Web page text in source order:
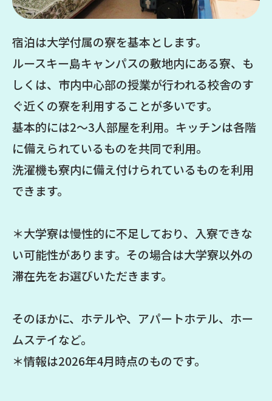
宿泊は大学付属の寮を基本とします。
ルースキー島キャンパスの敷地内にある寮、も
しくは、市内中心部の授業が行われる校舎のす
ぐ近くの寮を利用することが多いです。
基本的には2～3人部屋を利用。キッチンは各階
に備えられているものを共同で利用。
洗濯機も寮内に備え付けられているものを利用
できます。
＊大学寮は慢性的に不足しており、入寮できな
い可能性があります。その場合は大学寮以外の
滞在先をお選びいただきます。
そのほかに、ホテルや、アパートホテル、ホー
ムステイなど。
＊情報は2026年4月時点のものです。